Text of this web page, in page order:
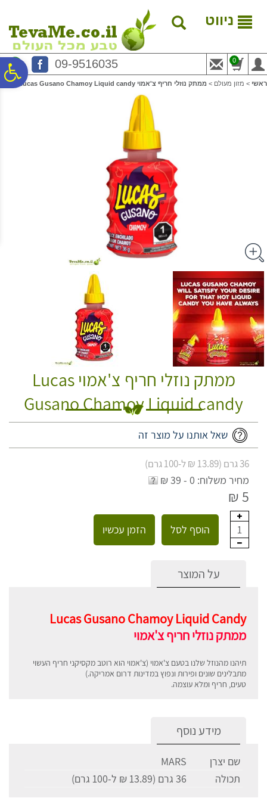
נגישות
המרכזי
ניווט
09-9516035 0
ראשי > מזון מעולם > ממתק נוזלי חריף צ'אמוי Lucas Gusano Chamoy Liquid candy
ממתק נוזלי חריף צ'אמוי Lucas
Gusano Chamoy Liquid candy
שאל אותנו על מוצר זה
36 גרם (13.89 ₪ ל-100 גרם)
מחיר משלוח: 0 - 39 ₪
5 ₪
1 הוסף לסל הזמן עכשיו
על המוצר
Lucas Gusano Chamoy Liquid Candy
ממתק נוזלי חריף צ'אמוי
תיהנו מהנוזל שלנו בטעם צ'אמוי (צ'אמוי הוא רוטב מקסיקני חריף העשוי
מתבלינים שונים ופירות ונפוץ במדינות דרום אמריקה.)
טעים, חריף ומלא עוצמה.
מידע נוסף
שם יצרן
MARS
תכולה
36 גרם (13.89 ₪ ל-100 גרם)